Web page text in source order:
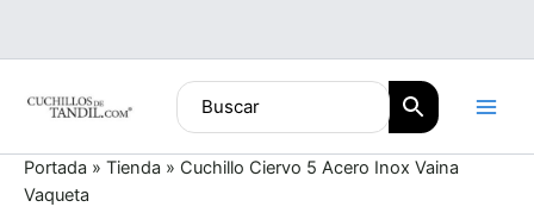
contenido
Portada » Tienda » Cuchillo Ciervo 5 Acero Inox Vaina
Vaqueta